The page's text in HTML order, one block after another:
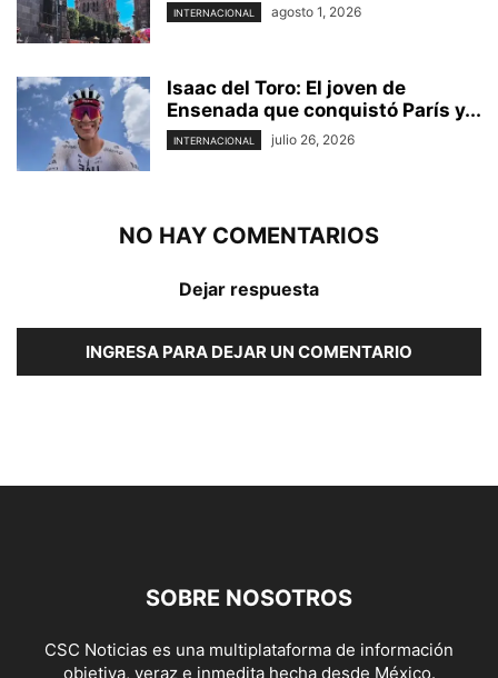
INTERNACIONAL agosto 1, 2026
Isaac del Toro: El joven de
Ensenada que conquistó París y...
INTERNACIONAL julio 26, 2026
NO HAY COMENTARIOS
Dejar respuesta
INGRESA PARA DEJAR UN COMENTARIO
SOBRE NOSOTROS
CSC Noticias es una multiplataforma de información
objetiva, veraz e inmedita hecha desde México.